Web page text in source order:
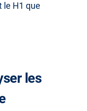
le H1 que
les